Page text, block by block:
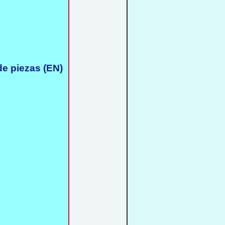
piezas (EN)